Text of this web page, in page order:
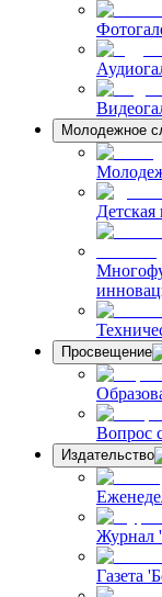
Молодежное
Детская
Просвещение
Вопрос
Издательство
Журнал
Газета